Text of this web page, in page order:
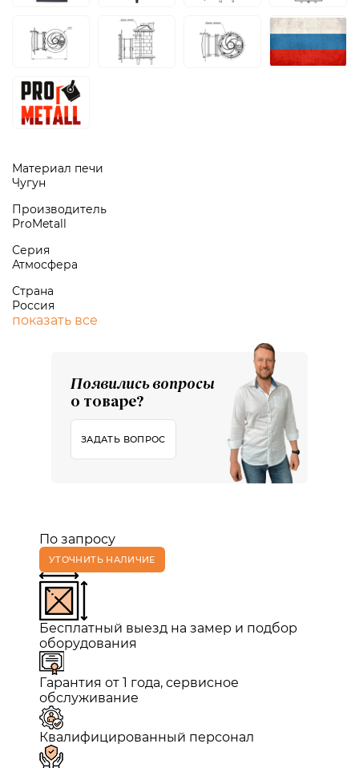
Материал печи
Чугун
Производитель
ProMetall
Серия
Атмосфера
Страна
Россия
показать все
Появились вопросы
о товаре?
ЗАДАТЬ ВОПРОС
По запросу
УТОЧНИТЬ НАЛИЧИЕ
Бесплатный выезд на замер и подбор
оборудования
Гарантия от 1 года, сервисное
обслуживание
Квалифицированный персонал